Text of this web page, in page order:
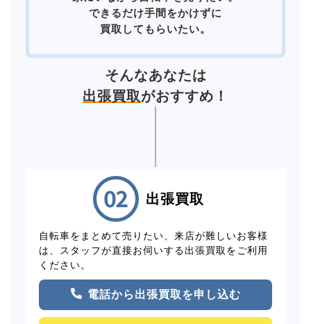
できるだけ手間をかけずに
買取してもらいたい。
そんなあなたは
出張買取がおすすめ！
出張買取
自転車をまとめて売りたい、来店が難しいお客様
は、スタッフが直接お伺いする出張買取をご利用
ください。
電話から出張買取を申し込む